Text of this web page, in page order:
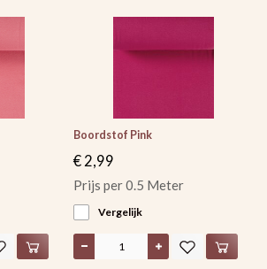
Boordstof Pink
€ 2,99
Prijs per 0.5 Meter
Vergelijk